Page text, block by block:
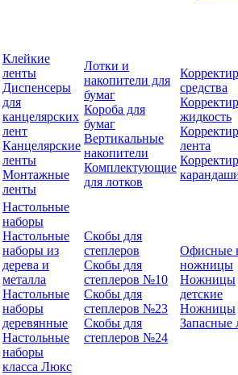
Клейкие
ленты
Диспенсеры
для
канцелярских
лент
Канцелярские
ленты
Монтажные
ленты
Лотки и
накопители для
бумаг
Короба для
бумаг
Вертикальные
накопители
Комплектующие
для лотков
средства
жидкость
лента
Настольные
наборы
Настольные
наборы из
дерева и
металла
Настольные
наборы
деревянные
Настольные
наборы
класса Люкс
Скобы для
степлеров
Скобы для
степлеров №10
Скобы для
степлеров №23
Скобы для
степлеров №24
Офисные
ножницы
Ножницы
детские
Ножницы
Запасные